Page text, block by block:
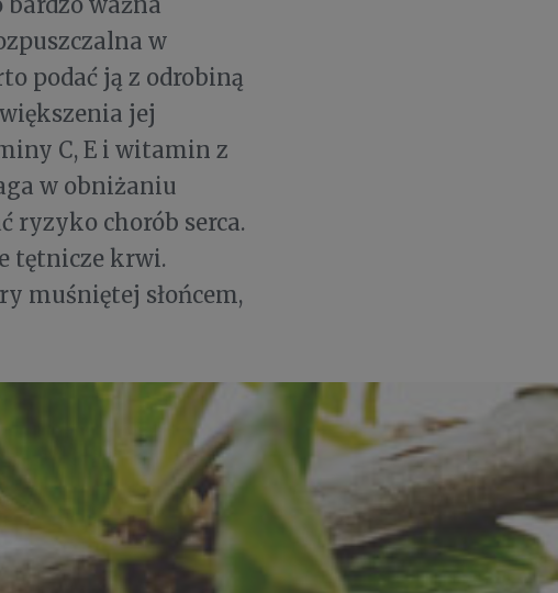
w
podać ją z odrobiną
jej
C, E i witamin z
w obniżaniu
ryzyko chorób serca.
tętnicze krwi.
muśniętej słońcem,